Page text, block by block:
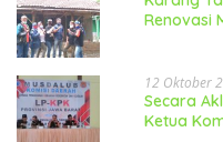
Renovasi
12 Oktober
Secara
Ketua